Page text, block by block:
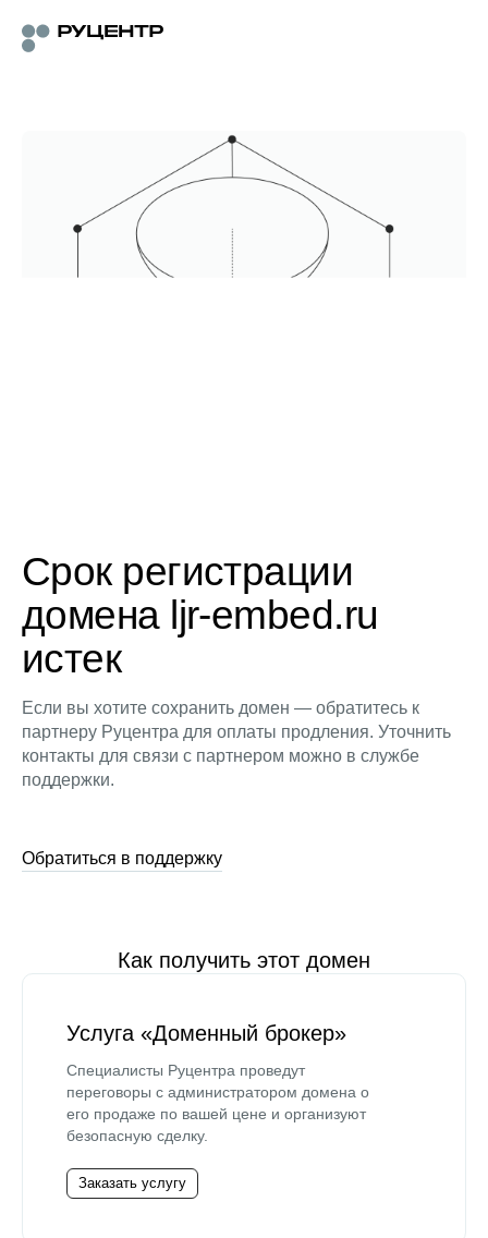
Срок регистрации
домена ljr-embed.ru
истек
Если вы хотите сохранить домен — обратитесь к
партнеру Руцентра для оплаты продления. Уточнить
контакты для связи с партнером можно в службе
поддержки.
Обратиться в поддержку
Как получить этот домен
Услуга «Доменный брокер»
Специалисты Руцентра проведут
переговоры с администратором домена о
его продаже по вашей цене и организуют
безопасную сделку.
Заказать услугу